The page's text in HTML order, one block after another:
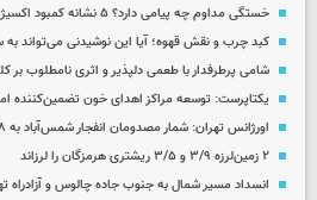
خستگی مداوم چه پیامی دارد؟ ۵ نشانه کمبود اکسیژن خون که باید جدی گرفت
کبد چرب و نقش قهوه؛ آیا این نوشیدنی می‌تواند
شامی پرطرفدار با طعمی دلپذیر و اثری نامطلوب بر
یکتاپرست: توسعه مراکز اهدای خون تضمین‌کننده
اورژانس تهران: شمار مصدومان انفجار شمس‌آباد به ۱۸ نفر رسید
۲ زمین‌لرزه ۳/۹ و ۳/۵ ریشتری هرمزگان را لرزاند
انسداد مسیر شمال به جنوب جاده چالوس و آزادراه